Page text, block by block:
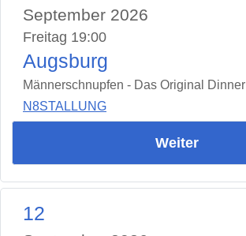
September 2026
Freitag 19:00
Augsburg
Männerschnupfen - Das Original Dinner
N8STALLUNG
Weiter
12